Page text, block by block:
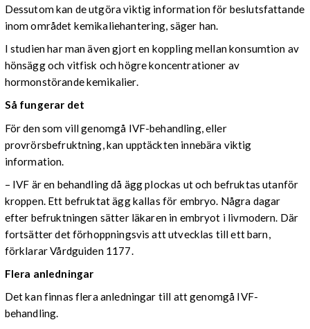
Dessutom kan de utgöra viktig information för beslutsfattande
inom området kemikaliehantering, säger han.
I studien har man även gjort en koppling mellan konsumtion av
hönsägg och vitfisk och högre koncentrationer av
hormonstörande kemikalier.
Så fungerar det
För den som vill genomgå IVF-behandling, eller
provrörsbefruktning, kan upptäckten innebära viktig
information.
– IVF är en behandling då ägg plockas ut och befruktas utanför
kroppen. Ett befruktat ägg kallas för embryo. Några dagar
efter befruktningen sätter läkaren in embryot i livmodern. Där
fortsätter det förhoppningsvis att utvecklas till ett barn,
förklarar Vårdguiden 1177.
Flera anledningar
Det kan finnas flera anledningar till att genomgå IVF-
behandling.